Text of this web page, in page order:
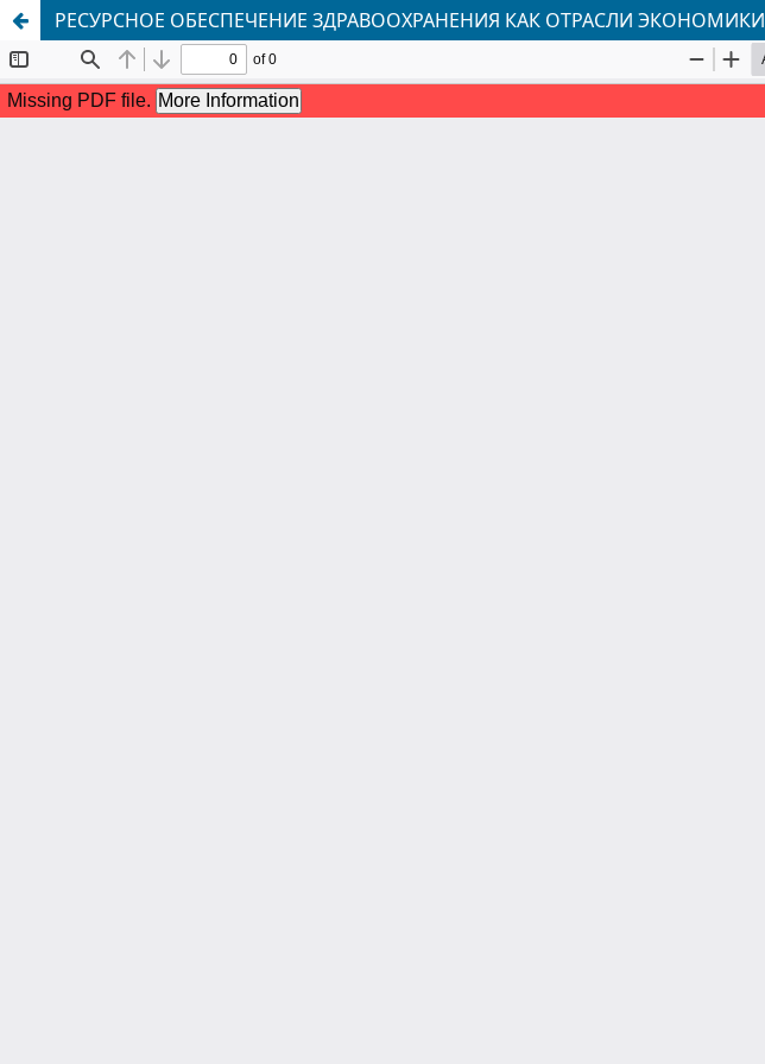
РЕСУРСНОЕ ОБЕСПЕЧЕНИЕ ЗДРАВООХРАНЕНИЯ КАК ОТРАСЛИ ЭКОНОМИКИ